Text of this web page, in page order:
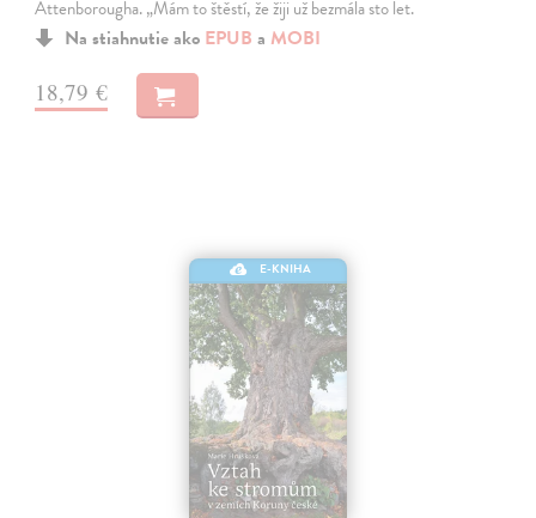
Attenborougha. „Mám to štěstí, že žiji už bezmála sto let.
Na stiahnutie ako EPUB a MOBI
18,79 €
E-KNIHA